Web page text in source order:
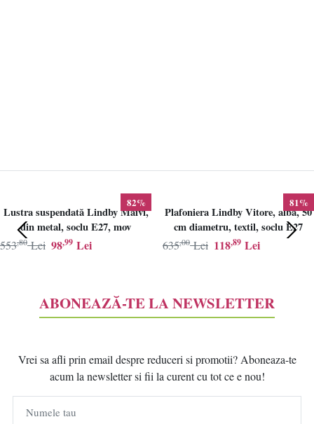
82%
Lustra suspendată Lindby Maivi,
din metal, soclu E27, mov
98,99 Lei
553,80 Lei
81%
Plafoniera Lindby Vitore, alba, 50
cm diametru, textil, soclu E27
118,89 Lei
635,00 Lei
ABONEAZĂ-TE LA NEWSLETTER
Vrei sa afli prin email despre reduceri si promotii? Aboneaza-te
acum la newsletter si fii la curent cu tot ce e nou!
Numele tau